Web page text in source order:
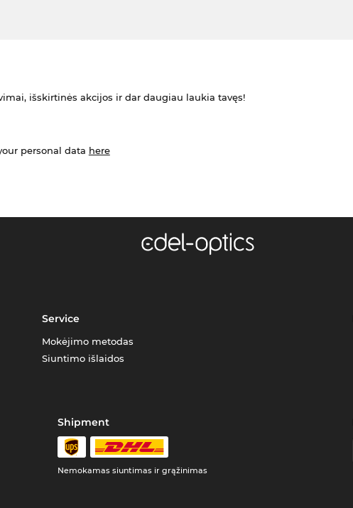
išskirtinės akcijos ir dar daugiau laukia tavęs!
personal data here
Service
Mokėjimo metodas
Siuntimo išlaidos
Shipment
Nemokamas siuntimas ir grąžinimas